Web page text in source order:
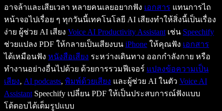
อาจล้าและเสียเวลา หลายคนเลยอยากฟัง เอกสาร แทนการไถ
หน้าจอไปเรื่อย ๆ ทุกวันนี้เทคโนโลยี AI เสียงทำให้สิ่งนี้เป็นเรื่อง
ง่าย ผู้ช่วย AI เสียง Voice AI Productivity Assistant เช่น Speechify
ช่วยแปลง PDF ให้กลายเป็นเสียงบน iPhone ให้คุณฟัง เอกสาร
ได้เหมือนฟัง หนังสือเสียง ระหว่างเดินทาง ออกกำลังกาย หรือ
ทำงานอย่างอื่นไปด้วย ด้วยการรวมฟีเจอร์ แปลงข้อความเป็น
เสียง, AI podcasts, พิมพ์ด้วยเสียง และผู้ช่วย AI ในตัว Voice AI
Assistant Speechify เปลี่ยน PDF ให้เป็นประสบการณ์ฟังแบบ
โต้ตอบได้เต็มรูปแบบ